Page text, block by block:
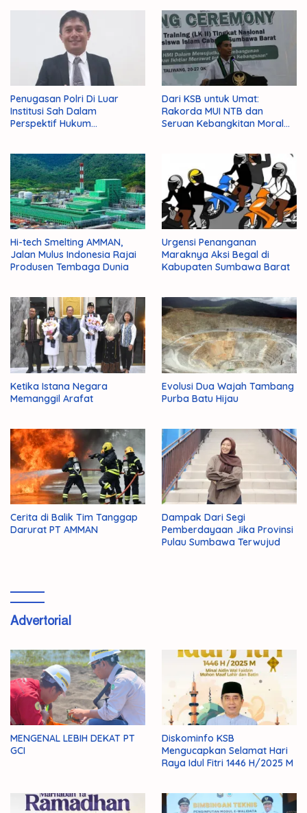
Penugasan Polri Di Luar
Institusi Sah Dalam
Perspektif Hukum
Dari KSB untuk Umat:
Rakorda MUI NTB dan
Seruan Kebangkitan Moral
Hi-tech Smelting AMMAN,
Jalan Mulus Indonesia Rajai
Produsen Tembaga Dunia
Urgensi Penanganan
Maraknya Aksi Begal di
Kabupaten Sumbawa Barat
Ketika Istana Negara
Memanggil Arafat
Evolusi Dua Wajah Tambang
Purba Batu Hijau
Cerita di Balik Tim Tanggap
Darurat PT AMMAN
Dampak Dari Segi
Pemberdayaan Jika Provinsi
Pulau Sumbawa Terwujud
Advertorial
MENGENAL LEBIH DEKAT PT
GCI
Diskominfo KSB
Mengucapkan Selamat Hari
Raya Idul Fitri 1446 H/2025 M